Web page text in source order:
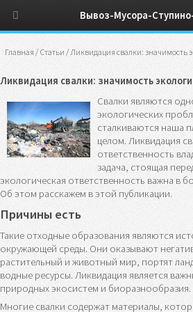
Главная / Статьи / Ликвидация свалки: значимость
Ликвидация свалки: значимость
Свалки являются
экологических
сталкиваются наша
целом. Ликвидация
ответственность
задача, стоящая
экологическая ответственность важна в
Об этом расскажем в этой публикации.
Причины есть
Такие отходные образования являются
окружающей среды. Они оказывают
растительный и животный мир, портят
водные ресурсы. Ликвидация является
природных экосистем и биоразнообразия.
Многие свалки содержат материалы,
Вывоз-Мусора-